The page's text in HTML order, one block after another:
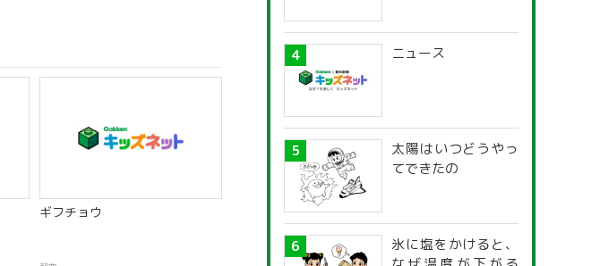
ギフチョウ
ニュース
太陽はいつどうやっ
てできたの
氷に塩をかけると、